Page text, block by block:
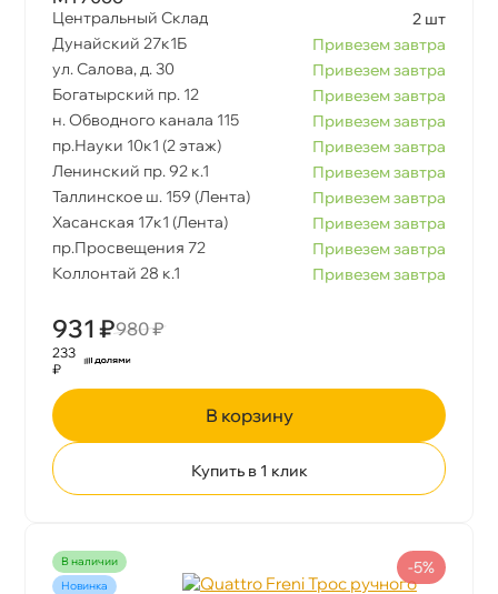
Центральный Склад
2 шт
Дунайский 27к1Б
Привезем завтра
ул. Салова, д. 30
Привезем завтра
Богатырский пр. 12
Привезем завтра
н. Обводного канала 115
Привезем завтра
пр.Науки 10к1 (2 этаж)
Привезем завтра
Ленинский пр. 92 к.1
Привезем завтра
Таллинское ш. 159 (Лента)
Привезем завтра
Хасанская 17к1 (Лента)
Привезем завтра
пр.Просвещения 72
Привезем завтра
Коллонтай 28 к.1
Привезем завтра
931 ₽980 ₽
233
₽
корзину
Купить в 1 клик
наличии
Новинка
-5%